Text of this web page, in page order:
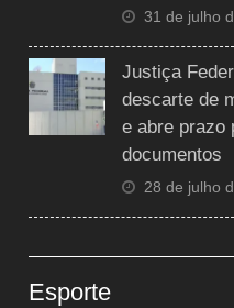
31 de julho
Justiça
descarte de
e abre prazo
documentos
28 de julho
Esporte